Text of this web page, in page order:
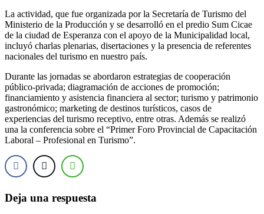
La actividad, que fue organizada por la Secretaría de Turismo del
Ministerio de la Producción y se desarrolló en el predio Sum Cicae
de la ciudad de Esperanza con el apoyo de la Municipalidad local,
incluyó charlas plenarias, disertaciones y la presencia de referentes
nacionales del turismo en nuestro país.
Durante las jornadas se abordaron estrategias de cooperación
público-privada; diagramación de acciones de promoción;
financiamiento y asistencia financiera al sector; turismo y patrimonio
gastronómico; marketing de destinos turísticos, casos de
experiencias del turismo receptivo, entre otras. Además se realizó
una la conferencia sobre el “Primer Foro Provincial de Capacitación
Laboral – Profesional en Turismo”.
Deja una respuesta